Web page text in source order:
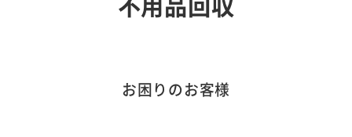
お困りのお客様